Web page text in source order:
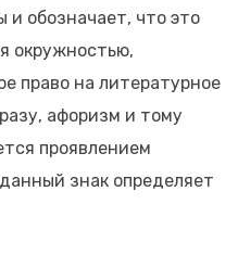
и обозначает, что это
окружностью,
право на литературное
афоризм и тому
проявлением
знак определяет